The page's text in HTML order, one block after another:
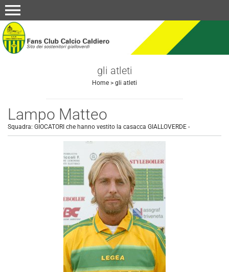
menu
gli atleti
Home > gli atleti
Lampo Matteo
Squadra: GIOCATORI che hanno vestito la casacca GIALLOVERDE -